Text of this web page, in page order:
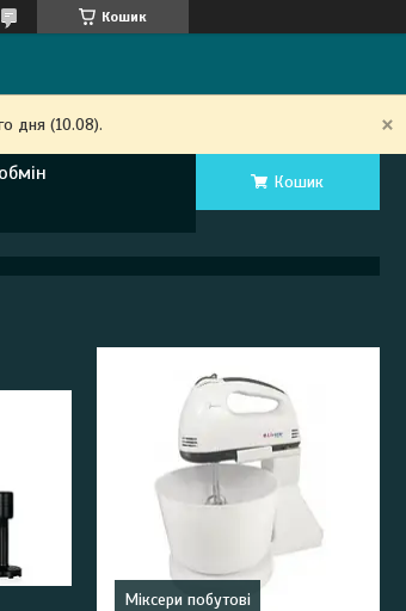
Кошик
дня (10.08).
Кошик
Міксери побутові